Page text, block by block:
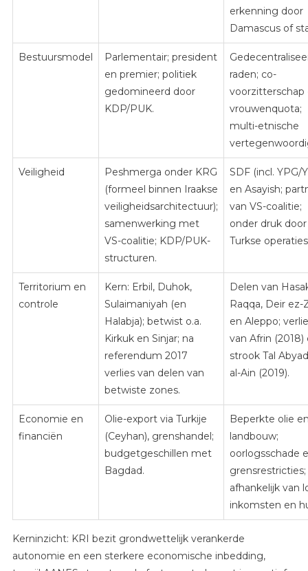
erkenning door
Damascus of
Bestuursmodel
Parlementair; president
en premier; politiek
gedomineerd door
KDP/PUK.
raden; co-
voorzitterschap
vrouwenquota;
multi-etnische
Veiligheid
Peshmerga onder KRG
(formeel binnen Iraakse
veiligheidsarchitectuur);
samenwerking met
VS-coalitie; KDP/PUK-
structuren.
SDF (incl. YPG/
en Asayish;
van VS-coalitie;
onder druk door
Turkse
Territorium en
controle
Kern: Erbil, Duhok,
Sulaimaniyah (en
Halabja); betwist o.a.
Kirkuk en Sinjar; na
referendum 2017
verlies van delen van
betwiste zones.
Delen van
Raqqa, Deir ez-
en Aleppo;
van Afrin (2018)
strook Tal
al-Ain (2019).
Economie en
financiën
Olie-export via Turkije
(Ceyhan), grenshandel;
budgetgeschillen met
Bagdad.
Beperkte olie
landbouw;
oorlogsschade
grensrestricties;
afhankelijk van
inkomsten en
Kerninzicht: KRI bezit grondwettelijk verankerde
autonomie en een sterkere economische inbedding,